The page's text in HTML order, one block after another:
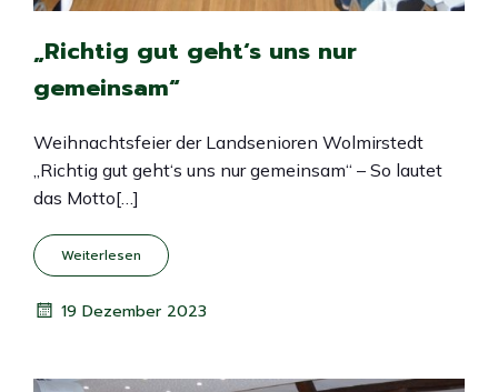
„Richtig gut geht‘s uns nur
gemeinsam“
Weihnachtsfeier der Landsenioren Wolmirstedt
„Richtig gut geht‘s uns nur gemeinsam“ – So lautet
das Motto[…]
Weiterlesen
19 Dezember 2023